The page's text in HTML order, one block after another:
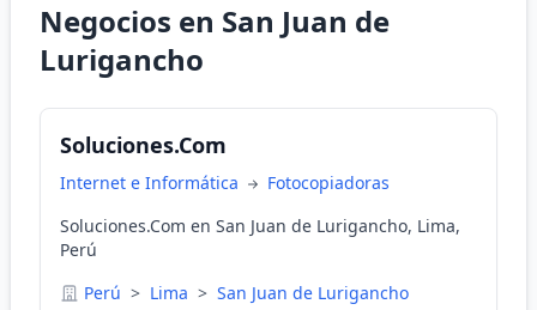
Negocios en San Juan de
Lurigancho
Soluciones.Com
Internet e Informática
Fotocopiadoras
Soluciones.Com en San Juan de Lurigancho, Lima,
Perú
Perú > Lima > San Juan de Lurigancho